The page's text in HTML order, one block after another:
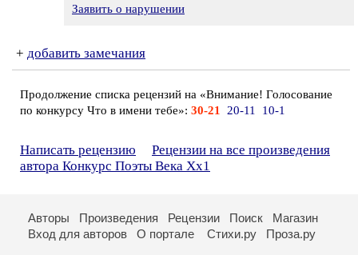
Заявить о нарушении
+ добавить замечания
Продолжение списка рецензий на «Внимание! Голосование
по конкурсу Что в имени тебе»: 30-21 20-11 10-1
Написать рецензию
Рецензии на все произведения
автора Конкурс Поэты Века Хх1
Авторы Произведения Рецензии Поиск
Магазин
Вход для авторов
О портале Стихи.ру Проза.ру